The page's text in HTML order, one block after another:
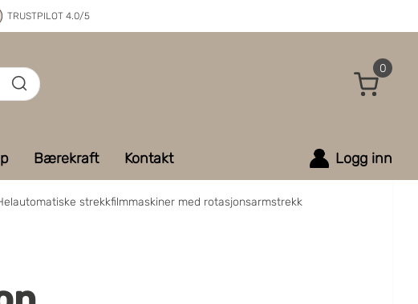
TRUSTPILOT 4.0/5
0
Bærekraft Kontakt Logg inn
strekkfilmmaskiner med rotasjonsarmstrekk